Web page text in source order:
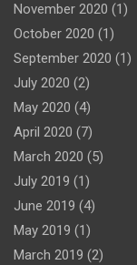
November 2020 (1)
October 2020 (1)
September 2020 (1)
July 2020 (2)
May 2020 (4)
April 2020 (7)
March 2020 (5)
July 2019 (1)
June 2019 (4)
May 2019 (1)
March 2019 (2)